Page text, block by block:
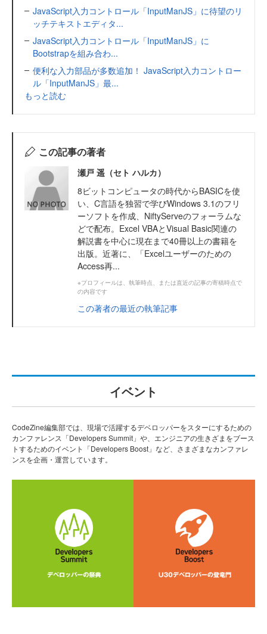
JavaScript入力コントロール「InputManJS」に待望のリ
ッチテキストエディタ...
JavaScript入力コントロール「InputManJS」に
Bootstrapを組み合わ...
便利な入力部品が多数追加！ JavaScript入力コントロー
ル「InputManJS」最...
もっと読む
この記事の著者
瀬戸 遥（セト ハルカ）
8ビットコンピュータの時代からBASICを使
い、C言語を独習で学びWindows 3.1のフリ
ーソフトを作成、NiftyServeのフォーラムな
どで配布。Excel VBAとVisual Basic関連の
解説書を中心に現在まで40冊以上の書籍を
出版。近著に、「Excelユーザーのための
Access再...
※プロフィールは、執筆時点、または直近の記事の寄稿時点で
の内容です
この著者の最近の執筆記事
イベント
CodeZine編集部では、現場で活躍するデベロッパーをスターにするための
カンファレンス「Developers Summit」や、エンジニアの生きざまをブース
トするためのイベント「Developers Boost」など、さまざまなカンファレ
ンスを企画・運営しています。